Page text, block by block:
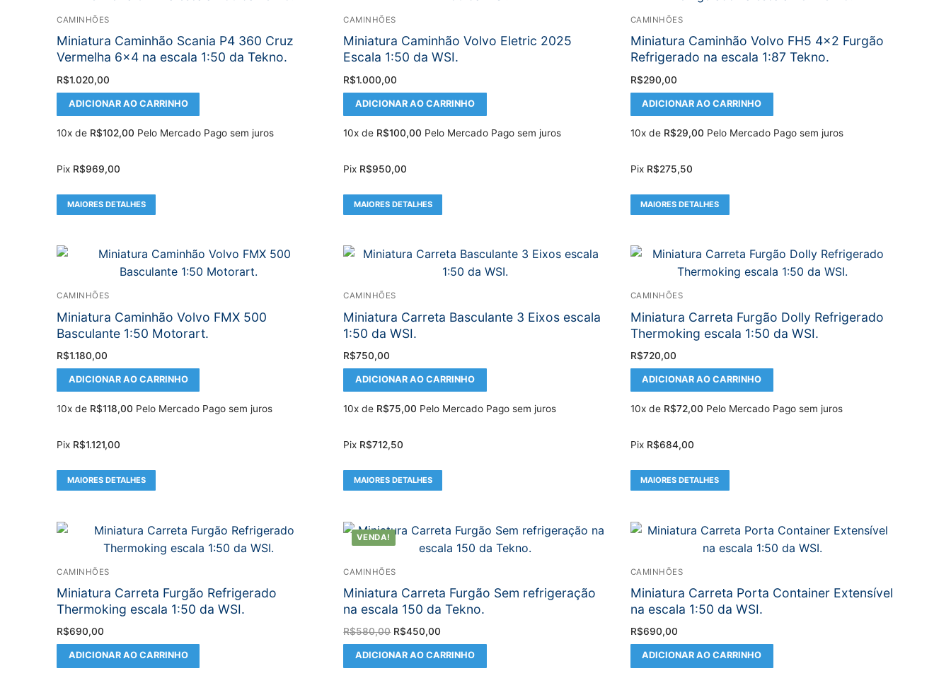
CAMINHÕES
Miniatura Caminhão Scania P4 360 Cruz
Vermelha 6×4 na escala 1:50 da Tekno.
R$1.020,00
ADICIONAR AO CARRINHO
10x de R$102,00 Pelo Mercado Pago sem juros
Pix R$969,00
MAIORES DETALHES
CAMINHÕES
Miniatura Caminhão Volvo Eletric 2025
Escala 1:50 da WSI.
R$1.000,00
ADICIONAR AO CARRINHO
10x de R$100,00 Pelo Mercado Pago sem juros
Pix R$950,00
MAIORES DETALHES
CAMINHÕES
Miniatura Caminhão Volvo FH5 4×2 Furgão
Refrigerado na escala 1:87 Tekno.
R$290,00
ADICIONAR AO CARRINHO
10x de R$29,00 Pelo Mercado Pago sem juros
Pix R$275,50
MAIORES DETALHES
CAMINHÕES
Miniatura Caminhão Volvo FMX 500
Basculante 1:50 Motorart.
R$1.180,00
ADICIONAR AO CARRINHO
10x de R$118,00 Pelo Mercado Pago sem juros
Pix R$1.121,00
MAIORES DETALHES
CAMINHÕES
Miniatura Carreta Basculante 3 Eixos escala
1:50 da WSI.
R$750,00
ADICIONAR AO CARRINHO
10x de R$75,00 Pelo Mercado Pago sem juros
Pix R$712,50
MAIORES DETALHES
CAMINHÕES
Miniatura Carreta Furgão Dolly Refrigerado
Thermoking escala 1:50 da WSI.
R$720,00
ADICIONAR AO CARRINHO
10x de R$72,00 Pelo Mercado Pago sem juros
Pix R$684,00
MAIORES DETALHES
CAMINHÕES
Miniatura Carreta Furgão Refrigerado
Thermoking escala 1:50 da WSI.
R$690,00
ADICIONAR AO CARRINHO
VENDA!
CAMINHÕES
Miniatura Carreta Furgão Sem refrigeração
na escala 150 da Tekno.
R$580,00 O
preço
original
era:
R$580,00.
R$450,00
atual
é:
R$450,00.
ADICIONAR AO CARRINHO
CAMINHÕES
Miniatura Carreta Porta Container Extensível
na escala 1:50 da WSI.
R$690,00
ADICIONAR AO CARRINHO